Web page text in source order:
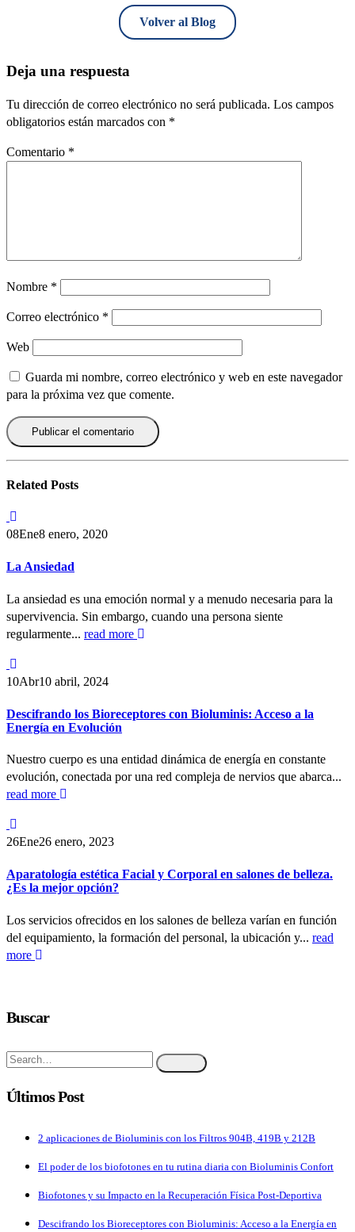
Volver al Blog
Deja una respuesta
Tu dirección de correo electrónico no será publicada. Los campos
obligatorios están marcados con *
Comentario *
Nombre *
Correo electrónico *
Web
Guarda mi nombre, correo electrónico y web en este navegador
para la próxima vez que comente.
Related Posts
08Ene8 enero, 2020
La Ansiedad
La ansiedad es una emoción normal y a menudo necesaria para la
supervivencia. Sin embargo, cuando una persona siente
regularmente... read more
10Abr10 abril, 2024
Descifrando los Bioreceptores con Bioluminis: Acceso a la
Energía en Evolución
Nuestro cuerpo es una entidad dinámica de energía en constante
evolución, conectada por una red compleja de nervios que abarca...
read more
26Ene26 enero, 2023
Aparatología estética Facial y Corporal en salones de belleza.
¿Es la mejor opción?
Los servicios ofrecidos en los salones de belleza varían en función
del equipamiento, la formación del personal, la ubicación y... read
more
Buscar
Últimos Post
2 aplicaciones de Bioluminis con los Filtros 904B, 419B y 212B
El poder de los biofotones en tu rutina diaria con Bioluminis Confort
Biofotones y su Impacto en la Recuperación Física Post-Deportiva
Descifrando los Bioreceptores con Bioluminis: Acceso a la Energía en